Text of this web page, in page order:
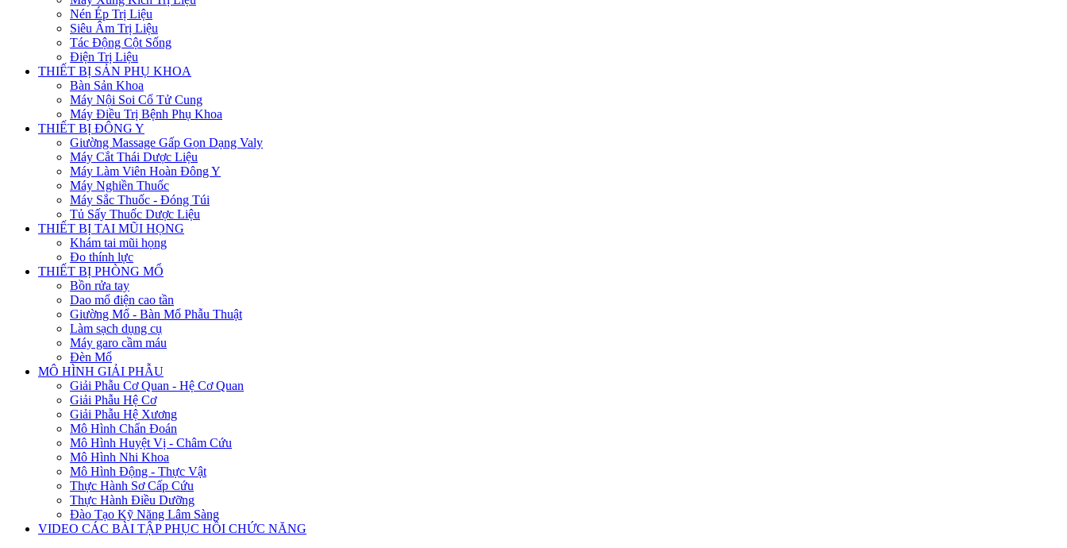
Nén Ép Trị Liệu
Siêu Âm Trị Liệu
Tác Động Cột Sống
Điện Trị Liệu
THIẾT BỊ SẢN PHỤ KHOA
Bàn Sản Khoa
Máy Nội Soi Cổ Tử Cung
Máy Điều Trị Bệnh Phụ Khoa
THIẾT BỊ ĐÔNG Y
Giường Massage Gấp Gọn Dạng Valy
Máy Cắt Thái Dược Liệu
Máy Làm Viên Hoàn Đông Y
Máy Nghiền Thuốc
Máy Sắc Thuốc - Đóng Túi
Tủ Sấy Thuốc Dược Liệu
THIẾT BỊ TAI MŨI HỌNG
Khám tai mũi họng
Đo thính lực
THIẾT BỊ PHÒNG MỔ
Bồn rửa tay
Dao mổ điện cao tần
Giường Mổ - Bàn Mổ Phẫu Thuật
Làm sạch dụng cụ
Máy garo cầm máu
Đèn Mổ
MÔ HÌNH GIẢI PHẪU
Giải Phẫu Cơ Quan - Hệ Cơ Quan
Giải Phẫu Hệ Cơ
Giải Phẫu Hệ Xương
Mô Hình Chẩn Đoán
Mô Hình Huyệt Vị - Châm Cứu
Mô Hình Nhi Khoa
Mô Hình Động - Thực Vật
Thực Hành Sơ Cấp Cứu
Thực Hành Điều Dưỡng
Đào Tạo Kỹ Năng Lâm Sàng
VIDEO CÁC BÀI TẬP PHỤC HỒI CHỨC NĂNG